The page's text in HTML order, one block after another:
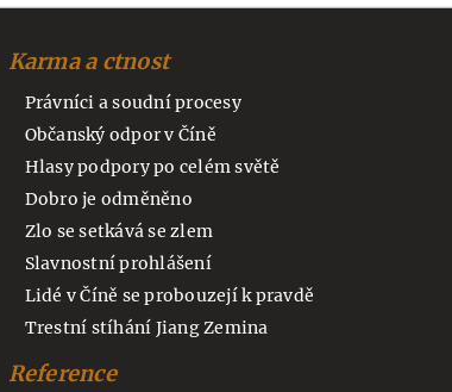
Karma a ctnost
Právníci a soudní procesy
Občanský odpor v Číně
Hlasy podpory po celém světě
Dobro je odměněno
Zlo se setkává se zlem
Slavnostní prohlášení
Lidé v Číně se probouzejí k pravdě
Trestní stíhání Jiang Zemina
Reference